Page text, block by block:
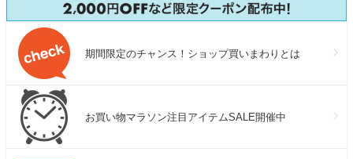
期間限定のチャンス！ショップ買いまわりとは
お買い物マラソン注目アイテムSALE開催中